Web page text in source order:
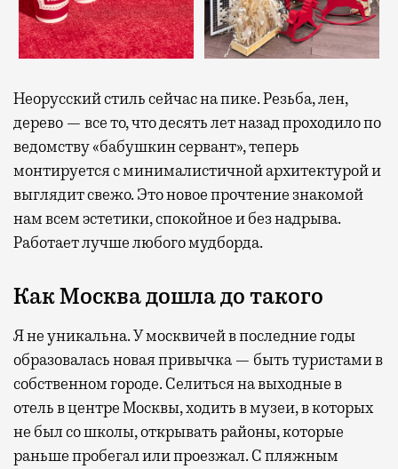
Неорусский стиль сейчас на пике. Резьба, лен,
дерево — все то, что десять лет назад проходило по
ведомству «бабушкин сервант», теперь
монтируется с минималистичной архитектурой и
выглядит свежо. Это новое прочтение знакомой
нам всем эстетики, спокойное и без надрыва.
Работает лучше любого мудборда.
Как Москва дошла до такого
Я не уникальна. У москвичей в последние годы
образовалась новая привычка — быть туристами в
собственном городе. Селиться на выходные в
отель в центре Москвы, ходить в музеи, в которых
не был со школы, открывать районы, которые
раньше пробегал или проезжал. С пляжным